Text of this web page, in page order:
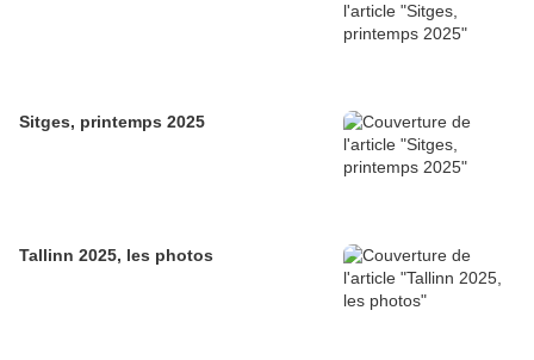
Sitges, printemps 2025
Tallinn 2025, les photos